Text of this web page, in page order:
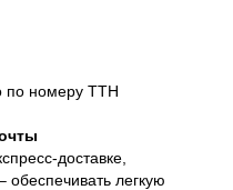
по номеру ТТН
доставке,
обеспечивать легкую